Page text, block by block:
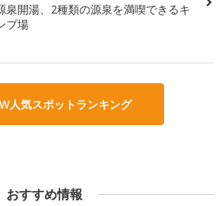
泉開湯、2種類の源泉を満喫できるキ
プ場
人気スポットランキング
おすすめ情報